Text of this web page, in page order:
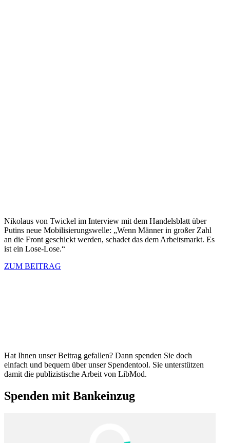
Nikolaus von Twickel im Interview mit dem Handels­blatt über
Putins neue Mobili­sie­rungs­welle: „Wenn Männer in großer Zahl
an die Front geschickt werden, schadet das dem Arbeits­markt. Es
ist ein Lose-Lose.“
ZUM BEITRAG
Hat Ihnen unser Beitrag gefallen? Dann spenden Sie doch
einfach und bequem über unser Spendentool. Sie unter­stützen
damit die publi­zis­tische Arbeit von LibMod.
Spenden mit Bankeinzug